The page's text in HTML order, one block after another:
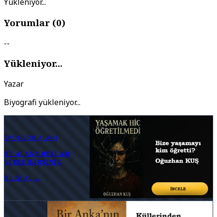
Yorumlar (0)
--
Yükleniyor...
Yazar
Biyografi yükleniyor...
SPONSOR ALANI
BU ALANA REKLAM
VEREBILIRSINIZ
BILGI AL →